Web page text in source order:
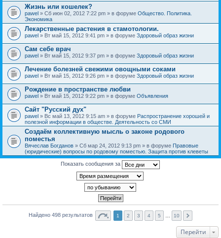
Жизнь или кошелек?
pawel » Сб июн 02, 2012 7:22 pm » в форуме Общество. Политика.
Экономика
Лекарственные растения в стамотологии.
pawel » Вт май 15, 2012 9:41 pm » в форуме Здоровый образ жизни
Сам себе врач
pawel » Вт май 15, 2012 9:37 pm » в форуме Здоровый образ жизни
Лечение болезней свежими овощными соками
pawel » Вт май 15, 2012 9:26 pm » в форуме Здоровый образ жизни
Рождение в пространстве любви
pawel » Вт май 15, 2012 9:22 pm » в форуме Объявления
Сайт "Русский дух"
pawel » Вс май 13, 2012 9:15 am » в форуме Распространение хорошей и
полезной информации в обществе. Деятельность со СМИ
Создаём коллективную мысль о законе родового
поместья
Вячеслав Богданов » Сб мар 24, 2012 9:13 pm » в форуме Правовые
(юридические) вопросы по родовому поместью. Защита против клеветы
Показать сообщения за
Найдено 498 результатов 1 2 3 4 5 10
Перейти